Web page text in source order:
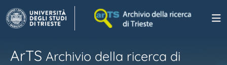
ArTS Archivio della ricerca di